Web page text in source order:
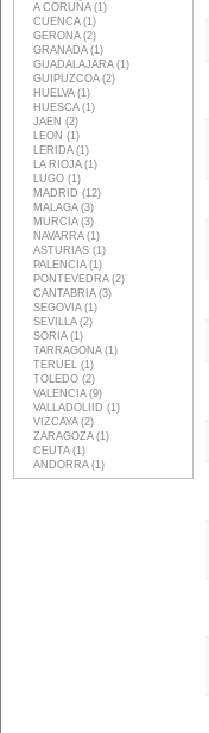
A CORUÑA (1)
CUENCA (1)
GERONA (2)
GRANADA (1)
GUADALAJARA (1)
GUIPUZCOA (2)
HUELVA (1)
HUESCA (1)
JAEN (2)
LEON (1)
LERIDA (1)
LA RIOJA (1)
LUGO (1)
MADRID (12)
MALAGA (3)
MURCIA (3)
NAVARRA (1)
ASTURIAS (1)
PALENCIA (1)
PONTEVEDRA (2)
CANTABRIA (3)
SEGOVIA (1)
SEVILLA (2)
SORIA (1)
TARRAGONA (1)
TERUEL (1)
TOLEDO (2)
VALENCIA (9)
VALLADOLIID (1)
VIZCAYA (2)
ZARAGOZA (1)
CEUTA (1)
ANDORRA (1)